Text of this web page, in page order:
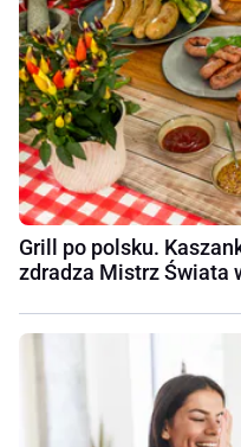
Grill po polsku.
zdradza Mistrz Świata